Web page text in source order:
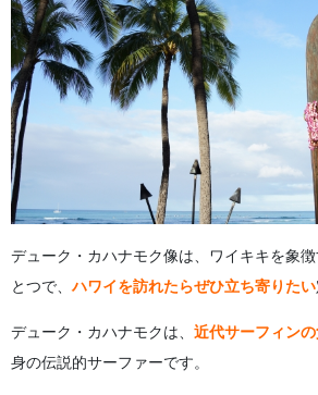
デューク・カハナモク像は、ワイキキを象
とつで、ハワイを訪れたらぜひ立ち寄りたい
デューク・カハナモクは、 近代サーフィン
身の伝説的サーファーです。